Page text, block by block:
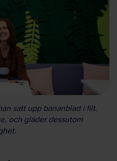
satt upp bananblad i filt.
och gläder dessutom